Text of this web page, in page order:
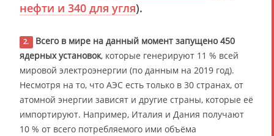
нефти и 340 для угля).
2.
Всего в мире на данный момент запущено 450
ядерных установок, которые генерируют 11 % всей
мировой электроэнергии (по данным на 2019 год).
Несмотря на то, что АЭС есть только в 30 странах, от
атомной энергии зависят и другие страны, которые её
импортируют. Например, Италия и Дания получают
10 % от всего потребляемого ими объёма